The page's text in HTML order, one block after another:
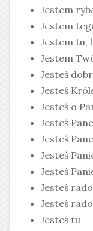
Jestem
Jestem
Jestem tu,
Jestem
Jesteś
Jesteś
Jesteś o
Jesteś
Jesteś
Jesteś
Jesteś
Jesteś
Jesteś
Jesteś tu